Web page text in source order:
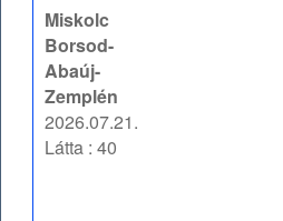
Miskolc
Borsod-
Abaúj-
Zemplén
2026.07.21.
Látta : 40